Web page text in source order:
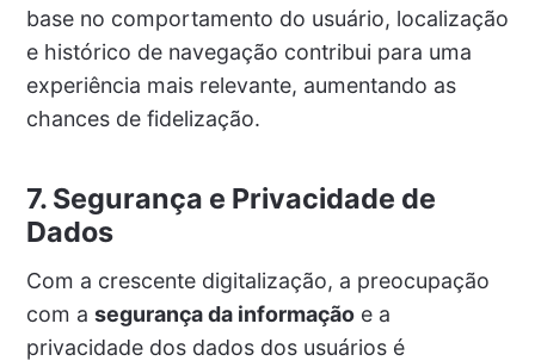
base no comportamento do usuário, localização
e histórico de navegação contribui para uma
experiência mais relevante, aumentando as
chances de fidelização.
7. Segurança e Privacidade de
Dados
Com a crescente digitalização, a preocupação
com a segurança da informaçãoe a
privacidade dos dados dos usuários é